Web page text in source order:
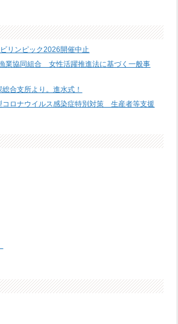
リンピック2026開催中止
業協同組合 女性活躍推進法に基づく一般事
合支所より。進水式！
ロナウイルス感染症特別対策 生産者等支援